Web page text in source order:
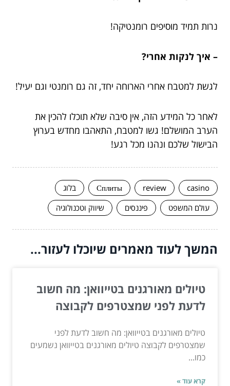
נרות תמיד מוסיפים רומנטיקה!
– איך לנקות אחרי?
לגשת למטבח אחרי הארוחה יחד, זה גם רומנטי וגם יעיל!
לאחר כל המידע הזה, אין סיבה שלא תוכלו להכין את
הערב המושלם! גשו למטבח, התאהבו מחדש בערוץ
הבישול שלכם ונהנו מכל רגע!
casino
review
Сплиты
בלוג
עולם המשפט
פיננסים שיווק וטכנולוגיה
המשך לעוד מאמרים שיוכלו לעזור...
טיולים מאורגנים בטייוואן: מה חשוב
לדעת לפני שמצטרפים לקבוצה
טיולים מאורגנים בטייוואן: מה חשוב לדעת לפני
שמצטרפים לקבוצה טיולים מאורגנים בטייוואן נשמעים
כמו...
קרא עוד »